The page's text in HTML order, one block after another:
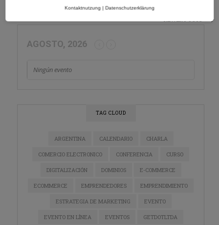
NEWER POSTS
AGOSTO, 2026
Ningún evento
TAG CLOUD
ARGENTINA CALENDARIO CHARLA
COMERCIO ELECTRONICO CONFERENCIA CURSO
DIGITALIZACIÓN DOMINIOS E-COMMERCE
ECOMMERCE EMPRENDEDORES EMPRENDIMIENTO
ESTRATEGIA DE MARKETING EVENTO
EVENTO EN LÍNEA EVENTOS GETDOTLTDA
Kontaktnutzung | Datenschutzerklärung